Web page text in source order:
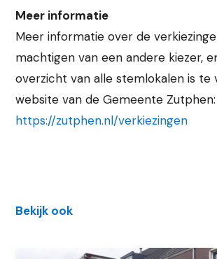
Meer informatie
Meer informatie over de
machtigen van een andere kiezer,
overzicht van alle stemlokalen is te
website van de Gemeente Zutphen:
https://zutphen.nl/verkiezingen
Bekijk ook